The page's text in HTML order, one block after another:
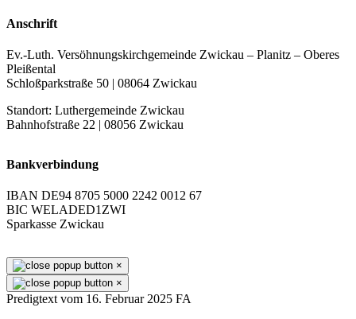
Anschrift
Ev.-Luth. Versöhnungskirchgemeinde Zwickau – Planitz – Oberes
Pleißental
Schloßparkstraße 50 | 08064 Zwickau
Standort: Luthergemeinde Zwickau
Bahnhofstraße 22 | 08056 Zwickau
Bankverbindung
IBAN DE94 8705 5000 2242 0012 67
BIC WELADED1ZWI
Sparkasse Zwickau
×
×
Predigtext vom 16. Februar 2025 FA